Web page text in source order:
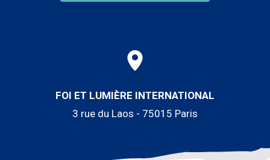
FOI ET LUMIÈRE INTERNATIONAL
3 rue du Laos - 75015 Paris